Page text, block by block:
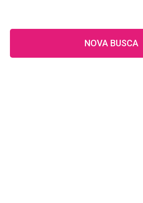
NOVA BUSCA